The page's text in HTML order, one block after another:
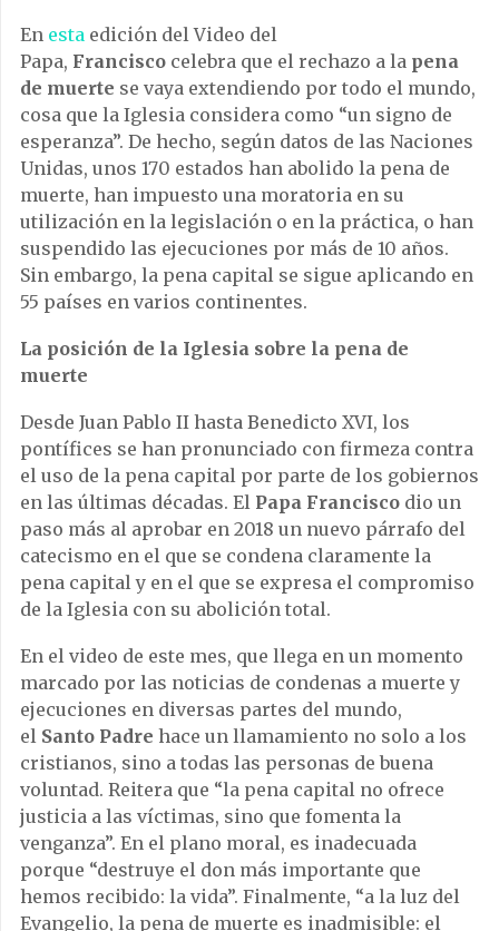
En esta edición del Video del
Papa, Francisco celebra que el rechazo a la pena
de muerte se vaya extendiendo por todo el mundo,
cosa que la Iglesia considera como “un signo de
esperanza”. De hecho, según datos de las Naciones
Unidas, unos 170 estados han abolido la pena de
muerte, han impuesto una moratoria en su
utilización en la legislación o en la práctica, o han
suspendido las ejecuciones por más de 10 años.
Sin embargo, la pena capital se sigue aplicando en
55 países en varios continentes.
La posición de la Iglesia sobre la pena de
muerte
Desde Juan Pablo II hasta Benedicto XVI, los
pontífices se han pronunciado con firmeza contra
el uso de la pena capital por parte de los gobiernos
en las últimas décadas. El Papa Francisco dio un
paso más al aprobar en 2018 un nuevo párrafo del
catecismo en el que se condena claramente la
pena capital y en el que se expresa el compromiso
de la Iglesia con su abolición total.
En el video de este mes, que llega en un momento
marcado por las noticias de condenas a muerte y
ejecuciones en diversas partes del mundo,
el Santo Padre hace un llamamiento no solo a los
cristianos, sino a todas las personas de buena
voluntad. Reitera que “la pena capital no ofrece
justicia a las víctimas, sino que fomenta la
venganza”. En el plano moral, es inadecuada
porque “destruye el don más importante que
hemos recibido: la vida”. Finalmente, “a la luz del
Evangelio, la pena de muerte es inadmisible: el